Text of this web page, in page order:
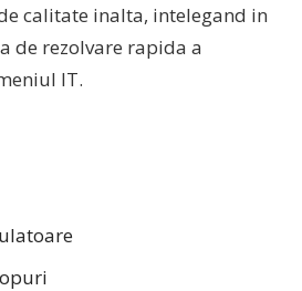
calitate inalta, intelegand in
de rezolvare rapida a
IT.